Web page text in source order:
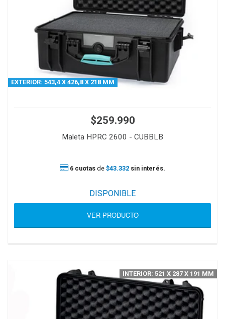
EXTERIOR: 543,4 X 426,8 X 218 MM
$259.990
Maleta HPRC 2600 - CUBBLB
6 cuotas de $43.332 sin interés.
DISPONIBLE
VER PRODUCTO
INTERIOR: 521 X 287 X 191 MM